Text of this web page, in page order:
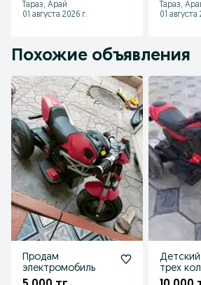
Тараз, Арай
01 августа 2026 г.
Тараз,
01 августа
Похожие объявления
Продам
электромобиль
трех